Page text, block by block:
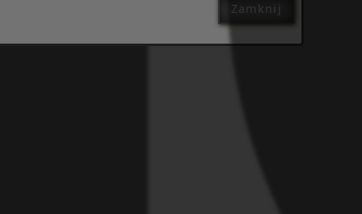
Zamknij